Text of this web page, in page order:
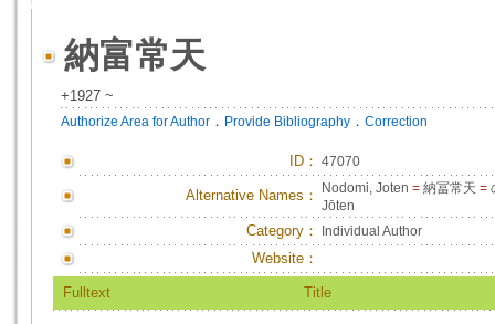
納富常天
+1927 ~
Authorize Area for Author ． Provide Bibliography ． Correction
ID ： 47070
Alternative Names： Nodomi, Joten = 納冨常天 =
Jōten
Category： Individual Author
Website：
Fulltext Title